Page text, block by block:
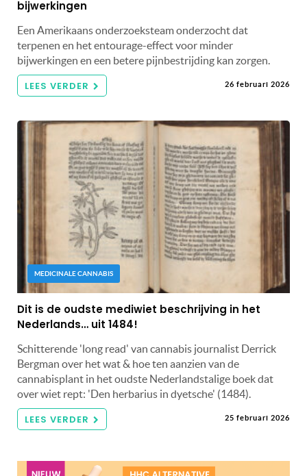
bijwerkingen
Een Amerikaans onderzoeksteam onderzocht dat
terpenen en het entourage-effect voor minder
bijwerkingen en een betere pijnbestrijding kan zorgen.
LEES VERDER 26 februari 2026
MEDICINALE CANNABIS
Dit is de oudste mediwiet beschrijving in het
Nederlands… uit 1484!
Schitterende 'long read' van cannabis journalist Derrick
Bergman over het wat & hoe ten aanzien van de
cannabisplant in het oudste Nederlandstalige boek dat
over wiet rept: 'Den herbarius in dyetsche' (1484).
LEES VERDER 25 februari 2026